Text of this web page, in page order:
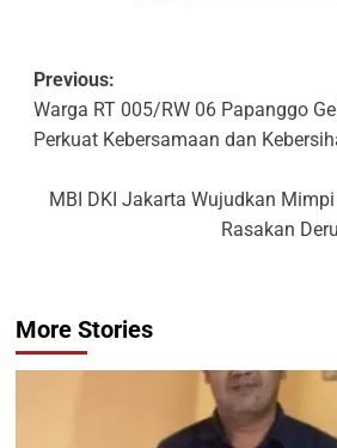
Previous:
Warga RT 005/RW 06 Papanggo
Perkuat Kebersamaan dan
MBI DKI Jakarta Wujudkan
Rasakan
More Stories